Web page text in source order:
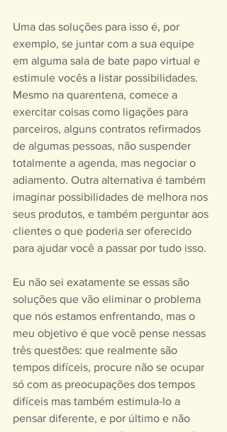
Uma das soluções para isso é, por
exemplo, se juntar com a sua equipe
em alguma sala de bate papo virtual e
estimule vocês a listar possibilidades.
Mesmo na quarentena, comece a
exercitar coisas como ligações para
parceiros, alguns contratos refirmados
de algumas pessoas, não suspender
totalmente a agenda, mas negociar o
adiamento. Outra alternativa é também
imaginar possibilidades de melhora nos
seus produtos, e também perguntar aos
clientes o que poderia ser oferecido
para ajudar você a passar por tudo isso.
Eu não sei exatamente se essas são
soluções que vão eliminar o problema
que nós estamos enfrentando, mas o
meu objetivo é que você pense nessas
três questões: que realmente são
tempos difíceis, procure não se ocupar
só com as preocupações dos tempos
difíceis mas também estimula-lo a
pensar diferente, e por último e não